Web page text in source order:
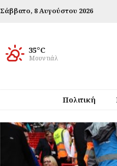
Μουντιάλ
35°C
Σάββατο, 8 Αυγούστου 2026
Πολιτική